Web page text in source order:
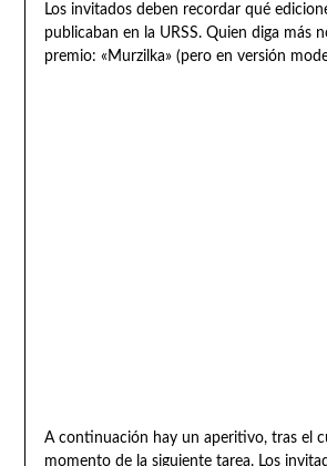
Los invitados deben recordar qué
publicaban en la URSS. Quien diga más
premio: «Murzilka» (pero en versión
A continuación hay un aperitivo, tras el
momento de la siguiente tarea. Los